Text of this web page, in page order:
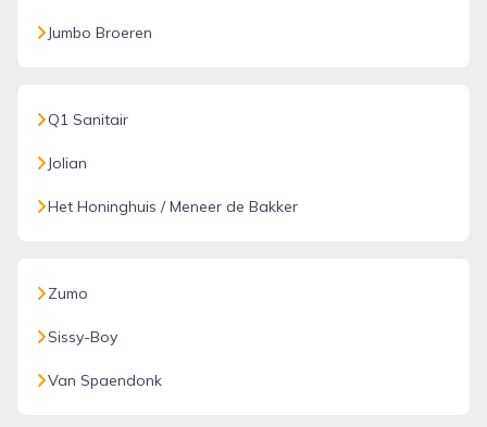
Jumbo Broeren
Q1 Sanitair
Jolian
Het Honinghuis / Meneer de Bakker
Zumo
Sissy-Boy
Van Spaendonk